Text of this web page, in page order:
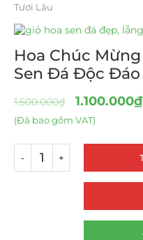
Tươi Lâu
Hoa Chúc
Sen Đá Độc Đáo
1.500.000₫ 1.100.000₫
(Đã bao gồm VAT)